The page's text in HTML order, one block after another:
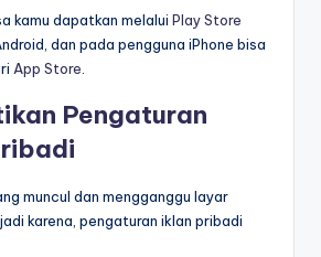
kamu dapatkan melalui Play Store
dan pada pengguna iPhone bisa
App Store
Pengaturan
muncul dan mengganggu layar
karena, pengaturan iklan pribadi